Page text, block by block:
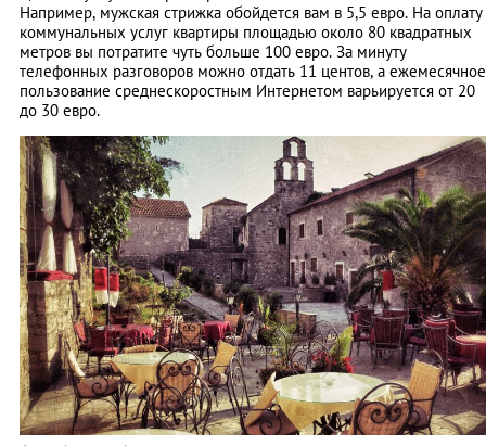
Например, мужская стрижка обойдется вам в 5,5 евро. На оплату
коммунальных услуг квартиры площадью около 80 квадратных
метров вы потратите чуть больше 100 евро. За минуту
телефонных разговоров можно отдать 11 центов, а ежемесячное
пользование среднескоростным Интернетом варьируется от 20
до 30 евро.